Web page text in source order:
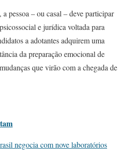
pessoa – ou casal – deve participar
e jurídica voltada para
a adotantes adquirem uma
da preparação emocional de
que virão com a chegada de
negocia com nove laboratórios